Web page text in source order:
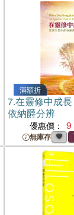
滿額折
7.在靈修中成
依納爵分辨
優惠價： 9
無庫存